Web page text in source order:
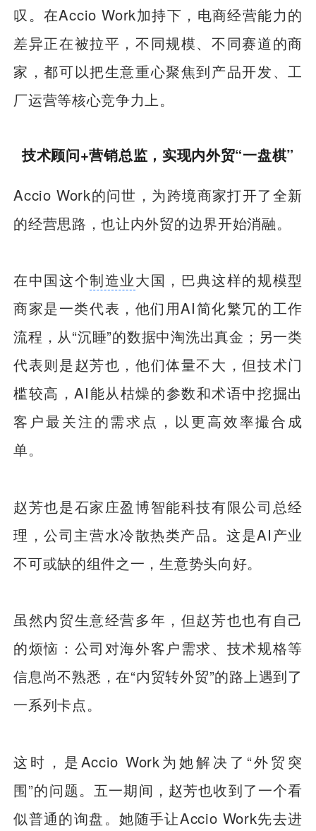
叹。在Accio Work加持下，电商经营能力的
差异正在被拉平，不同规模、不同赛道的商
家，都可以把生意重心聚焦到产品开发、工
厂运营等核心竞争力上。
技术顾问+营销总监，实现内外贸“一盘棋”
Accio Work的问世，为跨境商家打开了全新
的经营思路，也让内外贸的边界开始消融。
在中国这个制造业大国，巴典这样的规模型
商家是一类代表，他们用AI简化繁冗的工作
流程，从“沉睡”的数据中淘洗出真金；另一类
代表则是赵芳也，他们体量不大，但技术门
槛较高，AI能从枯燥的参数和术语中挖掘出
客户最关注的需求点，以更高效率撮合成
单。
赵芳也是石家庄盈博智能科技有限公司总经
理，公司主营水冷散热类产品。这是AI产业
不可或缺的组件之一，生意势头向好。
虽然内贸生意经营多年，但赵芳也也有自己
的烦恼：公司对海外客户需求、技术规格等
信息尚不熟悉，在“内贸转外贸”的路上遇到了
一系列卡点。
这时，是Accio Work为她解决了“外贸突
围”的问题。五一期间，赵芳也收到了一个看
似普通的询盘。她随手让Accio Work先去进